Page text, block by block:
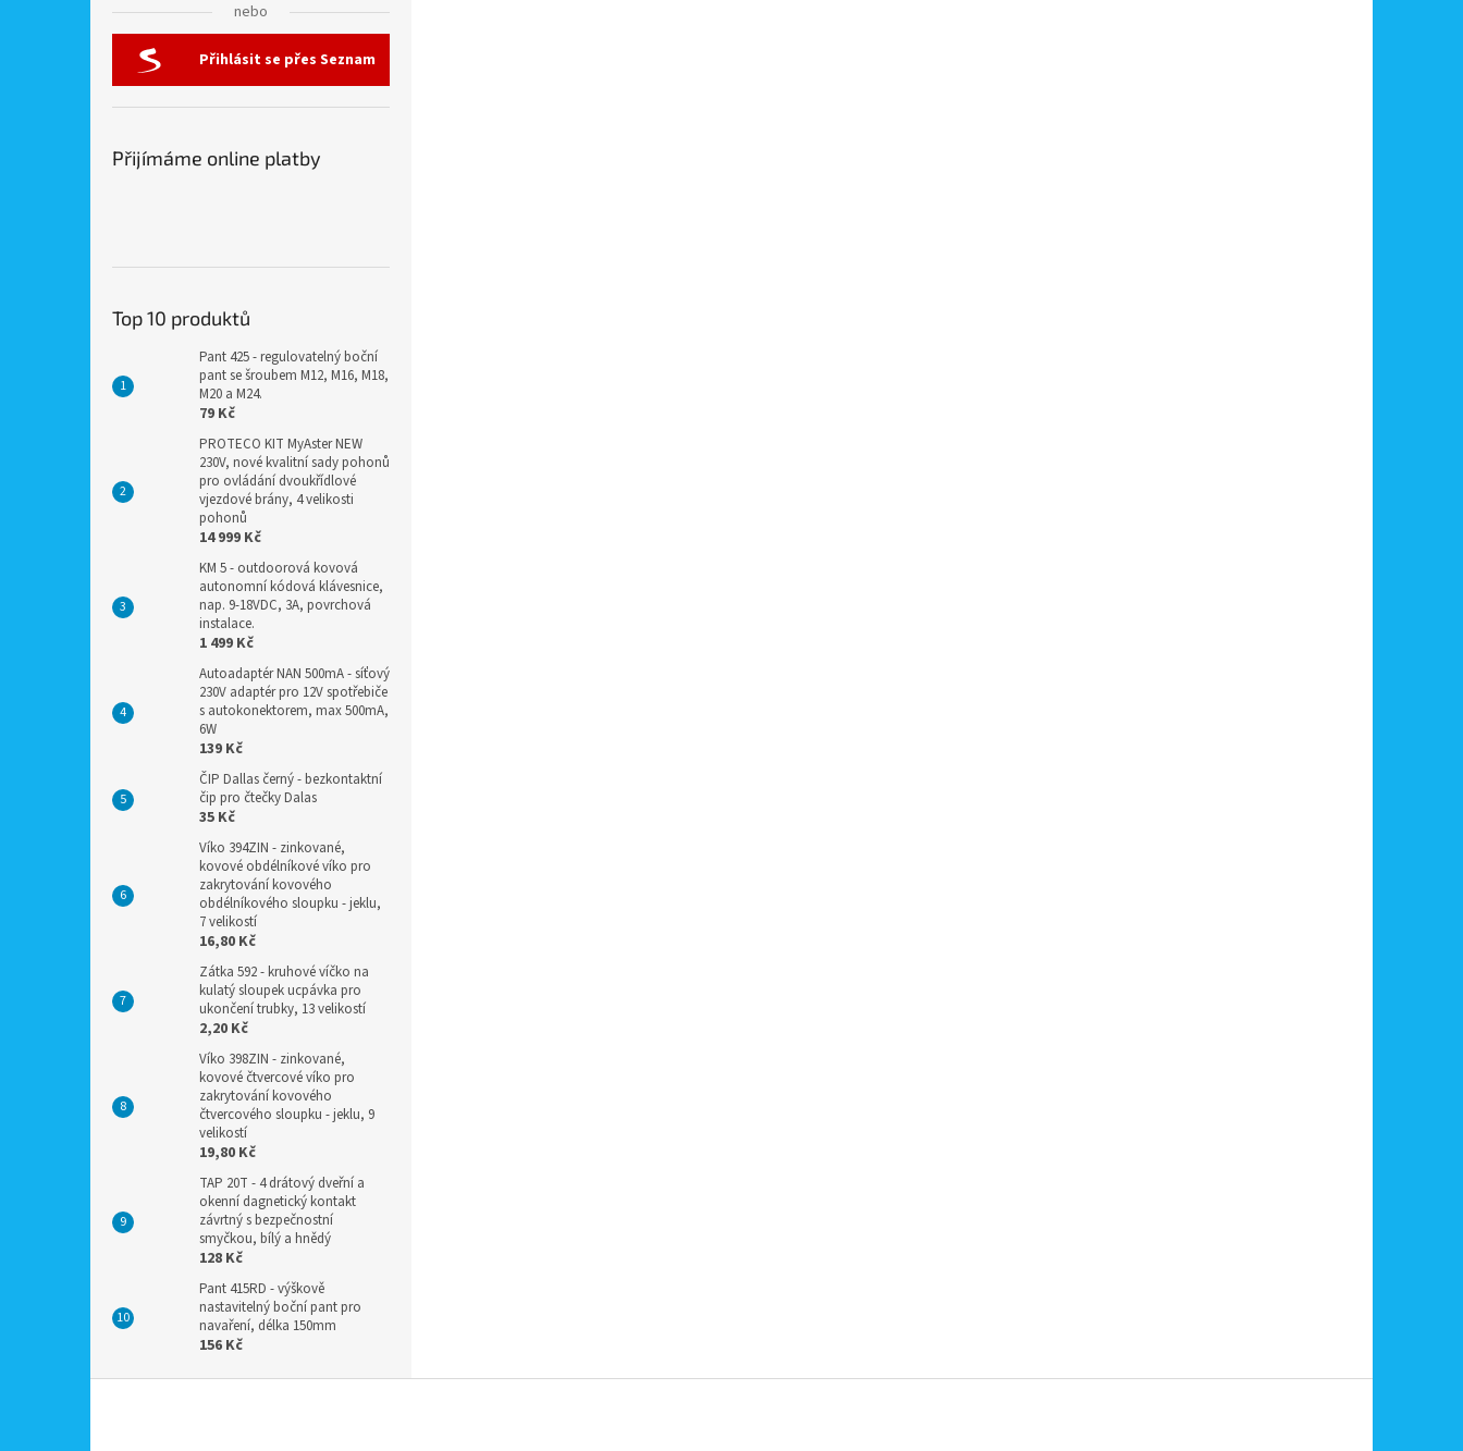
nebo
Přihlásit se přes Seznam
Přijímáme online platby
Top 10 produktů
Pant 425 - regulovatelný boční
pant se šroubem M12, M16, M18,
M20 a M24.
79 Kč
PROTECO KIT MyAster NEW
230V, nové kvalitní sady pohonů
pro ovládání dvoukřídlové
vjezdové brány, 4 velikosti
pohonů
14 999 Kč
KM 5 - outdoorová kovová
autonomní kódová klávesnice,
nap. 9-18VDC, 3A, povrchová
instalace.
1 499 Kč
Autoadaptér NAN 500mA - síťový
230V adaptér pro 12V spotřebiče
s autokonektorem, max 500mA,
6W
139 Kč
ČIP Dallas černý - bezkontaktní
čip pro čtečky Dalas
35 Kč
Víko 394ZIN - zinkované,
kovové obdélníkové víko pro
zakrytování kovového
obdélníkového sloupku - jeklu,
7 velikostí
16,80 Kč
Zátka 592 - kruhové víčko na
kulatý sloupek ucpávka pro
ukončení trubky, 13 velikostí
2,20 Kč
Víko 398ZIN - zinkované,
kovové čtvercové víko pro
zakrytování kovového
čtvercového sloupku - jeklu, 9
velikostí
19,80 Kč
TAP 20T - 4 drátový dveřní a
okenní dagnetický kontakt
závrtný s bezpečnostní
smyčkou, bílý a hnědý
128 Kč
Pant 415RD - výškově
nastavitelný boční pant pro
navaření, délka 150mm
156 Kč